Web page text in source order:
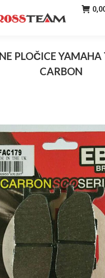
PLOČICE
CARBON